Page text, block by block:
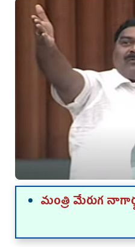
మంత్రి మేరుగ